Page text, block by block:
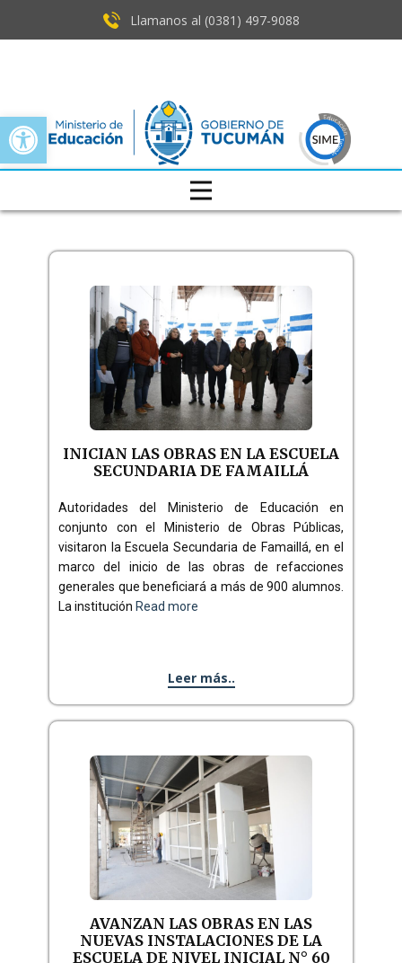
Open toolbar
Llamanos al (0381) ​497-9088
INICIAN LAS OBRAS EN LA ESCUELA
SECUNDARIA DE FAMAILLÁ
Autoridades del Ministerio de Educación en
conjunto con el Ministerio de Obras Públicas,
visitaron la Escuela Secundaria de Famaillá, en el
marco del inicio de las obras de refacciones
generales que beneficiará a más de 900 alumnos.
La institución Read more
Leer más..
AVANZAN LAS OBRAS EN LAS
NUEVAS INSTALACIONES DE LA
ESCUELA DE NIVEL INICIAL N° 60